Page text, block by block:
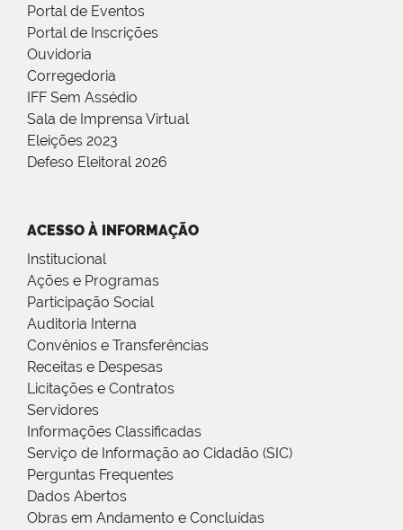
Portal de Eventos
Portal de Inscrições
Ouvidoria
Corregedoria
IFF Sem Assédio
Sala de Imprensa Virtual
Eleições 2023
Defeso Eleitoral 2026
ACESSO À INFORMAÇÃO
Institucional
Ações e Programas
Participação Social
Auditoria Interna
Convênios e Transferências
Receitas e Despesas
Licitações e Contratos
Servidores
Informações Classificadas
Serviço de Informação ao Cidadão (SIC)
Perguntas Frequentes
Dados Abertos
Obras em Andamento e Concluídas